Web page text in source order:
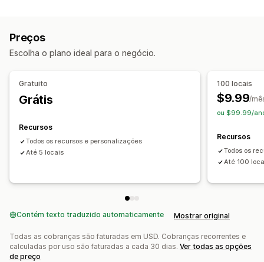
Direções
CSS personalizado
Imagens Campos personalizados
Importação e exportação
Responsividade para dispositivos móveis
Pesquisa e filtros
Pesquisa de localização Pesquisa de produto
Pesquisa de nome da loja
Tipo de filtro de produto Filtros personalizados
Análises
Preços
Escolha o plano ideal para o negócio.
Gratuito
Grátis
Recursos
Todos os recursos e personalizações
Até 5 locais
100 locais
$9.99/
ou $99.99/
Recursos
Todos os
Até 100
Contém texto traduzido automaticamente Mostrar original
Todas as cobranças são faturadas em USD. Cobranças recorrentes e
calculadas por uso são faturadas a cada 30 dias. Ver todas as opções
de preço